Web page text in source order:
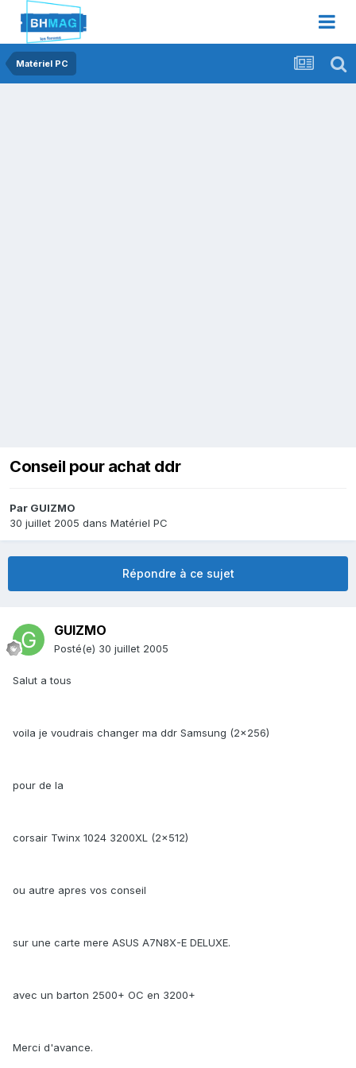
Matériel PC
Conseil pour achat ddr
Par GUIZMO
30 juillet 2005 dans Matériel PC
Répondre à ce sujet
GUIZMO
Posté(e) 30 juillet 2005
Salut a tous
voila je voudrais changer ma ddr Samsung (2x256)
pour de la
corsair Twinx 1024 3200XL (2x512)
ou autre apres vos conseil
sur une carte mere ASUS A7N8X-E DELUXE.
avec un barton 2500+ OC en 3200+
Merci d'avance.